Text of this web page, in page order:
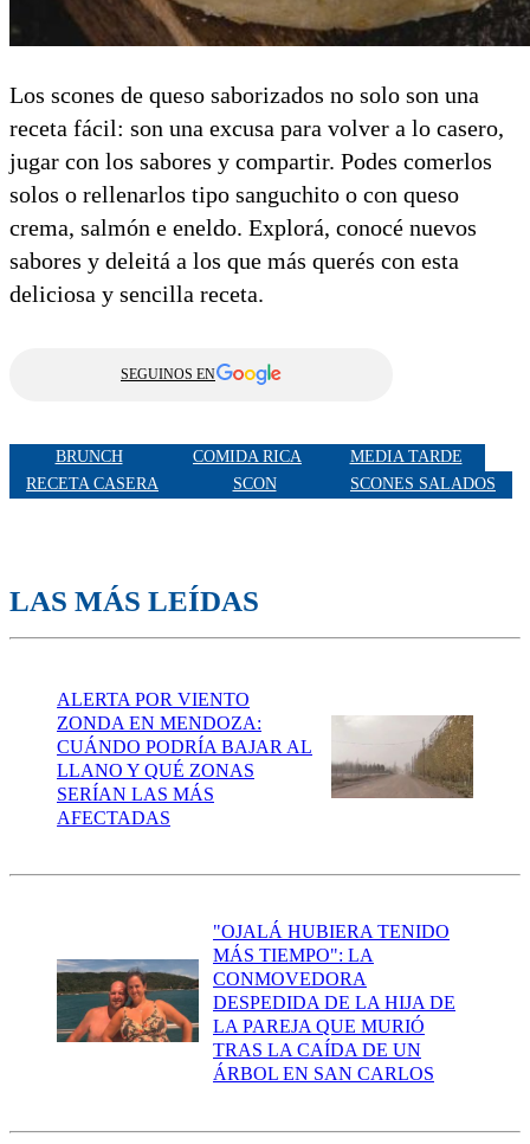
Los scones de queso saborizados no solo son una
receta fácil: son una excusa para volver a lo casero,
jugar con los sabores y compartir. Podes comerlos
solos o rellenarlos tipo sanguchito o con queso
crema, salmón e eneldo. Explorá, conocé nuevos
sabores y deleitá a los que más querés con esta
deliciosa y sencilla receta.
SEGUINOS EN
BRUNCH COMIDA RICA
MEDIA TARDE
RECETA CASERA
SCON SCONES SALADOS
LAS MÁS LEÍDAS
ALERTA POR VIENTO
ZONDA EN MENDOZA:
CUÁNDO PODRÍA BAJAR AL
LLANO Y QUÉ ZONAS
SERÍAN LAS MÁS
AFECTADAS
"OJALÁ HUBIERA TENIDO
MÁS TIEMPO": LA
CONMOVEDORA
DESPEDIDA DE LA HIJA DE
LA PAREJA QUE MURIÓ
TRAS LA CAÍDA DE UN
ÁRBOL EN SAN CARLOS